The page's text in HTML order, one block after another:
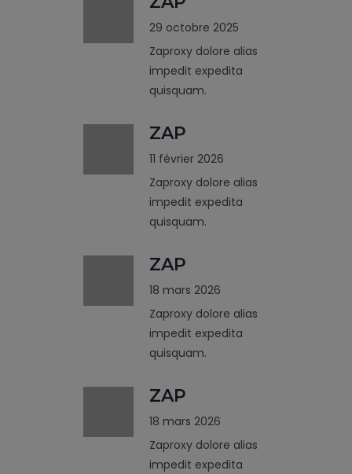
29 octobre 2025
Zaproxy dolore alias
impedit expedita
quisquam.
ZAP
11 février 2026
Zaproxy dolore alias
impedit expedita
quisquam.
ZAP
18 mars 2026
Zaproxy dolore alias
impedit expedita
quisquam.
ZAP
18 mars 2026
Zaproxy dolore alias
impedit expedita